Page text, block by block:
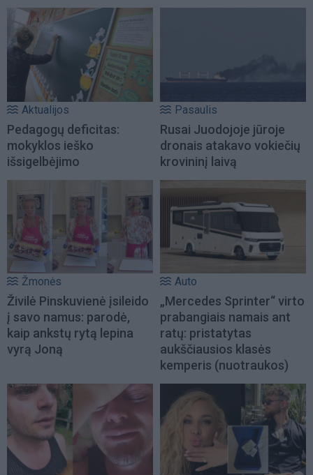
Aktualijos
Pedagogų deficitas:
mokyklos ieško
išsigelbėjimo
Pasaulis
Rusai Juodojoje jūroje
dronais atakavo vokiečių
krovininį laivą
Žmonės
Živilė Pinskuvienė įsileido
į savo namus: parodė,
kaip ankstų rytą lepina
vyrą Joną
Auto
„Mercedes Sprinter“ virto
prabangiais namais ant
ratų: pristatytas
aukščiausios klasės
kemperis (nuotraukos)